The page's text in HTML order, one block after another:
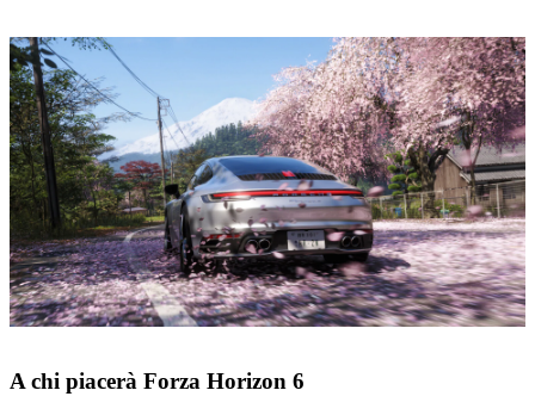
A chi piacerà Forza Horizon 6